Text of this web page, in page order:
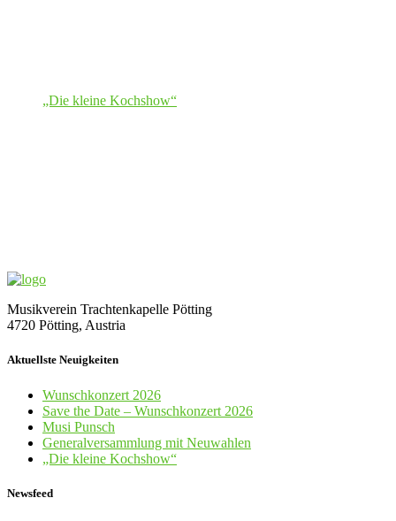
„Die kleine Kochshow“
Musikverein Trachtenkapelle Pötting
4720 Pötting, Austria
Aktuellste Neuigkeiten
Wunschkonzert 2026
Save the Date – Wunschkonzert 2026
Musi Punsch
Generalversammlung mit Neuwahlen
„Die kleine Kochshow“
Newsfeed